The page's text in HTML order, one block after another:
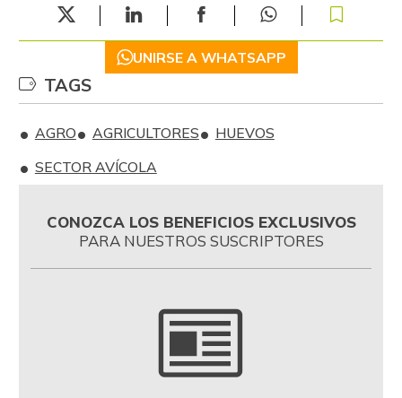
UNIRSE A WHATSAPP
TAGS
AGRO AGRICULTORES
HUEVOS
SECTOR AVÍCOLA
CONOZCA LOS BENEFICIOS EXCLUSIVOS
PARA NUESTROS SUSCRIPTORES